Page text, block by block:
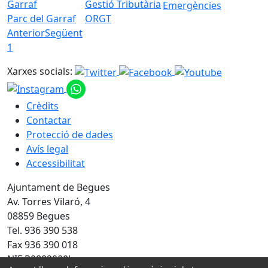
Parc del Garraf ORGT
Emergències
AnteriorSegüent
1
Xarxes socials:
Crèdits
Contactar
Protecció de dades
Avís legal
Accessibilitat
Ajuntament de Begues
Av. Torres Vilaró, 4
08859 Begues
Tel. 936 390 538
Fax 936 390 018
NIF P0802000J